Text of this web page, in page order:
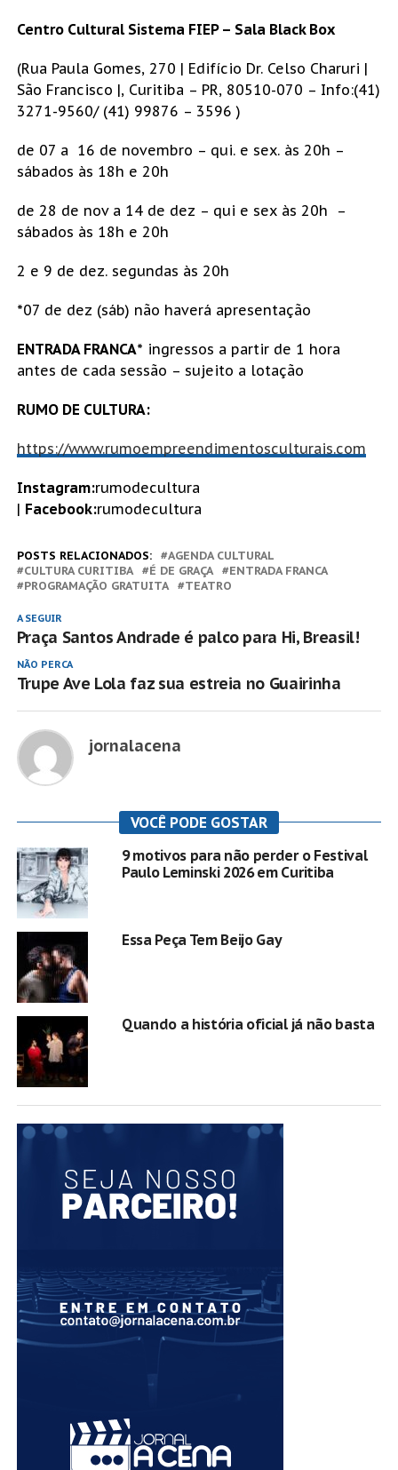
Centro Cultural Sistema FIEP – Sala Black Box
(Rua Paula Gomes, 270 | Edifício Dr. Celso Charuri |
São Francisco |, Curitiba – PR, 80510-070 – Info:(41)
3271-9560/ (41) 99876 – 3596 )
de 07 a 16 de novembro – qui. e sex. às 20h –
sábados às 18h e 20h
de 28 de nov a 14 de dez – qui e sex às 20h –
sábados às 18h e 20h
2 e 9 de dez. segundas às 20h
*07 de dez (sáb) não haverá apresentação
ENTRADA FRANCA* ingressos a partir de 1 hora
antes de cada sessão – sujeito a lotação
RUMO DE CULTURA:
https://www.rumoempreendimentosculturais.com
Instagram:rumodecultura
| Facebook:rumodecultura
POSTS RELACIONADOS:
AGENDA CULTURAL
CULTURA CURITIBA
É DE GRAÇA
ENTRADA FRANCA
PROGRAMAÇÃO GRATUITA
TEATRO
A SEGUIR
Praça Santos Andrade é palco para Hi, Breasil!
NÃO PERCA
Trupe Ave Lola faz sua estreia no Guairinha
jornalacena
VOCÊ PODE GOSTAR
9 motivos para não perder o Festival
Paulo Leminski 2026 em Curitiba
Essa Peça Tem Beijo Gay
Quando a história oficial já não basta